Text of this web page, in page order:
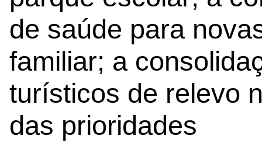
de saúde para
familiar; a
turísticos de relevo
das prioridades